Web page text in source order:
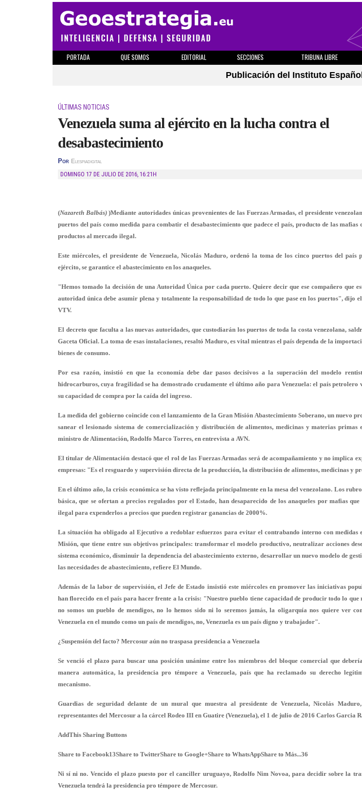
PORTADA QUE SOMOS EDITORIAL SECCIONES TRIBUNA LIBRE
Publicación del Instituto
ÚLTIMAS NOTICIAS
Venezuela suma al ejército en la lucha contra el
desabastecimiento
Por Elespiadigital
DOMINGO 17 DE JULIO DE 2016, 16:21H
(Nazareth Balbás))Mediante autoridades únicas provenientes de las Fuerzas Armadas, el presidente
puertos del país como medida para combatir el desabastecimiento que padece el país, producto de las mafias
productos al mercado ilegal.
Este miércoles, el presidente de Venezuela, Nicolás Maduro, ordenó la toma de los cinco puertos del país
ejército, se garantice el abastecimiento en los anaqueles.
"Hemos tomado la decisión de una Autoridad Única por cada puerto. Quiere decir que ese compañero que
autoridad única debe asumir plena y totalmente la responsabilidad de todo lo que pase en los puertos", dijo
VTV.
El decreto que faculta a las nuevas autoridades, que custodiarán los puertos de toda la costa venezolana,
Gaceta Oficial. La toma de esas instalaciones, resaltó Maduro, es vital mientras el país dependa de la
bienes de consumo.
Por esa razón, insistió en que la economía debe dar pasos decisivos a la superación del modelo
hidrocarburos, cuya fragilidad se ha demostrado crudamente el último año para Venezuela: el país petrolero
su capacidad de compra por la caída del ingreso.
La medida del gobierno coincide con el lanzamiento de la Gran Misión Abastecimiento Soberano, un nuevo
sanear el lesionado sistema de comercialización y distribución de alimentos, medicinas y materias primas
ministro de Alimentación, Rodolfo Marco Torres, en entrevista a AVN.
El titular de Alimentación destacó que el rol de las Fuerzas Armadas será de acompañamiento y no implica
empresas: "Es el resguardo y supervisión directa de la producción, la distribución de alimentos, medicinas y
En el último año, la crisis económica se ha visto reflejada principalmente en la mesa del venezolano. Los
básica, que se ofertan a precios regulados por el Estado, han desaparecido de los anaqueles por mafias
ilegal para expenderlos a precios que pueden registrar ganancias de 2000%.
La situación ha obligado al Ejecutivo a redoblar esfuerzos para evitar el contrabando interno con medidas
Misión, que tiene entre sus objetivos principales: transformar el modelo productivo, neutralizar acciones
sistema económico, disminuir la dependencia del abastecimiento externo, desarrollar un nuevo modelo de
las necesidades de abastecimiento, refiere El Mundo.
Además de la labor de supervisión, el Jefe de Estado insistió este miércoles en promover las iniciativas
han florecido en el país para hacer frente a la crisis: "Nuestro pueblo tiene capacidad de producir todo lo que
no somos un pueblo de mendigos, no lo hemos sido ni lo seremos jamás, la oligarquía nos quiere ver
Venezuela en el mundo como un país de mendigos, no, Venezuela es un país digno y trabajador".
¿Suspensión del facto? Mercosur aún no traspasa presidencia a Venezuela
Se venció el plazo para buscar una posición unánime entre los miembros del bloque comercial que
manera automática, la presidencia pro témpore a Venezuela, país que ha reclamado su derecho
mecanismo.
Guardias de seguridad delante de un mural que muestra al presidente de Venezuela, Nicolás
representantes del Mercosur a la cárcel Rodeo III en Guatire (Venezuela), el 1 de julio de 2016 Carlos Garcia
AddThis Sharing Buttons
Share to Facebook13Share to TwitterShare to Google+Share to WhatsAppShare to Más...36
Ni sí ni no. Vencido el plazo puesto por el canciller uruguayo, Rodolfo Nim Novoa, para decidir sobre la
Venezuela tendrá la presidencia pro témpore de Mercosur.